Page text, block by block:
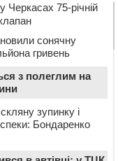
Черкасах 75-річній
сонячну
гривень
з полеглим на
зупинку і
спеки: Бондаренко